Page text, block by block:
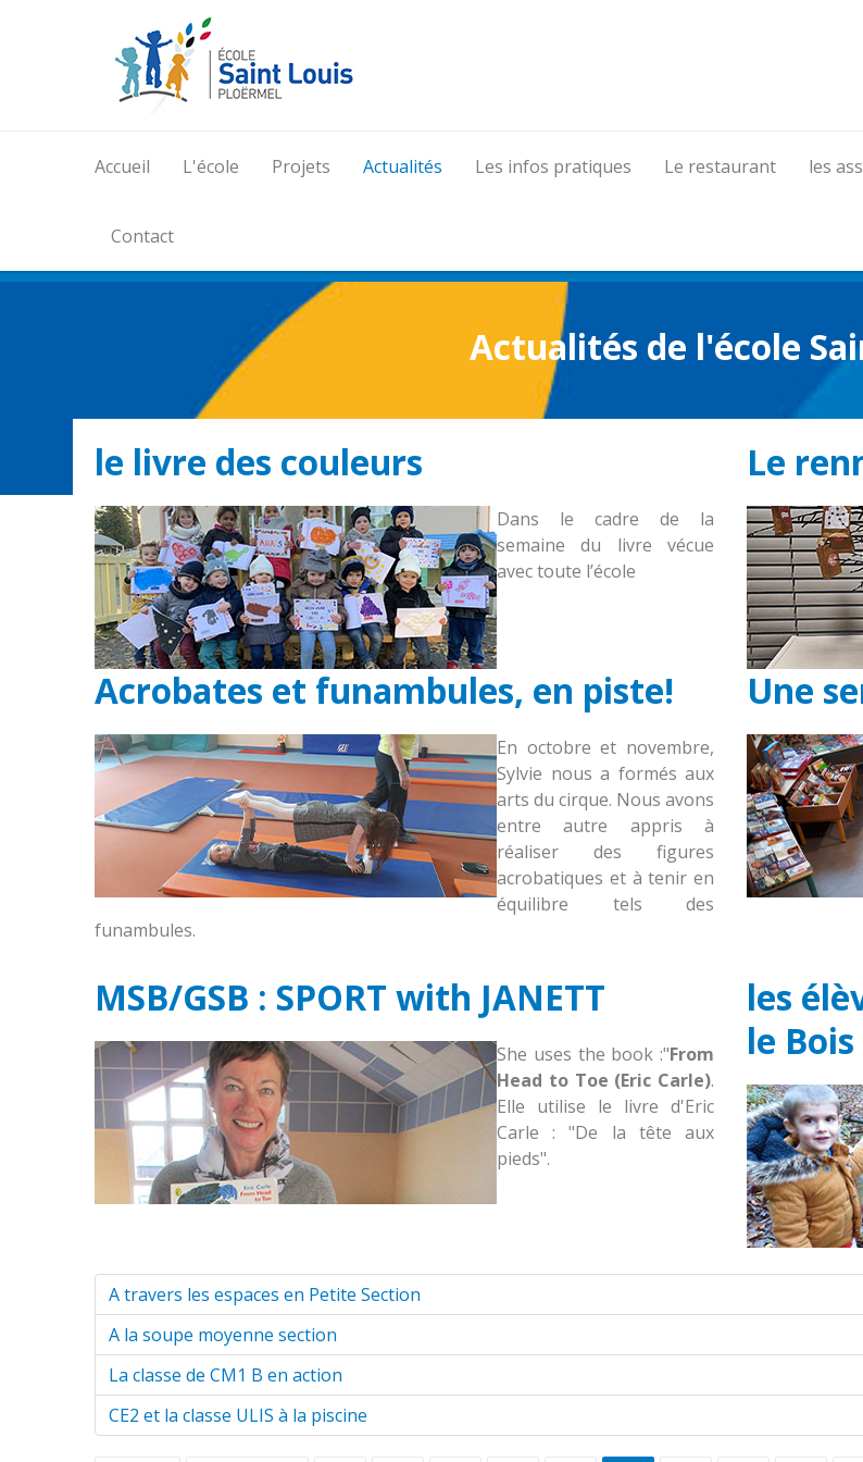
Accueil L'école Projets Actualités Les infos pratiques Le restaurant les
Contact
Actualités de l'école
le livre des couleurs
Dans le cadre de la
semaine du livre vécue
avec toute l’école
Le
Acrobates et funambules, en piste!
En octobre et novembre,
Sylvie nous a formés aux
arts du cirque. Nous avons
entre autre appris à
réaliser des figures
acrobatiques et à tenir en
équilibre tels des
funambules.
Une
MSB/GSB : SPORT with JANETT
She uses the book :"From
Head to Toe (Eric Carle).
Elle utilise le livre d'Eric
Carle : "De la tête aux
pieds".
les
le
A travers les espaces en Petite Section
A la soupe moyenne section
La classe de CM1 B en action
CE2 et la classe ULIS à la piscine